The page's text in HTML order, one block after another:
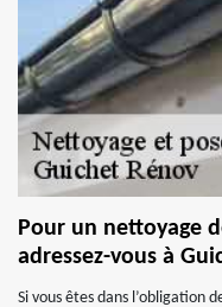
Pour un nettoyage
adressez-vous à
Si vous êtes dans l’obligation